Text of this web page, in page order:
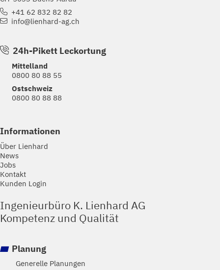
+41 62 832 82 82
info@lienhard-ag.ch
24h-Pikett Leckortung
Mittelland
0800 80 88 55
Ostschweiz
0800 80 88 88
Informationen
Über Lienhard
News
Jobs
Kontakt
Kunden Login
Ingenieurbüro K. Lienhard AG
Kompetenz und Qualität
Planung
Generelle Planungen